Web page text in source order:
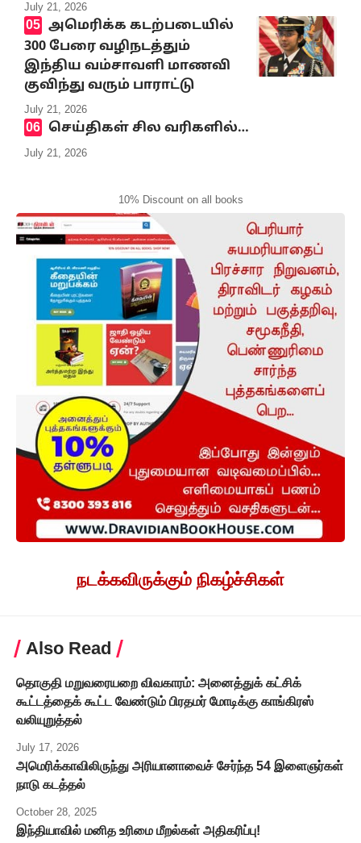
July 21, 2026
அமெரிக்க கடற்படையில்
300 பேரை வழிநடத்தும்
இந்திய வம்சாவளி மாணவி
குவிந்து வரும் பாராட்டு
July 21, 2026
செய்திகள் சில வரிகளில்…
July 21, 2026
10% Discount on all books
நடக்கவிருக்கும் நிகழ்ச்சிகள்
Also Read
தொகுதி மறுவரையறை விவகாரம்: அனைத்துக் கட்சிக்
கூட்டத்தைக் கூட்ட வேண்டும் பிரதமர் மோடிக்கு காங்கிரஸ்
வலியுறுத்தல்
July 17, 2026
அமெரிக்காவிலிருந்து அரியானாவைச் சேர்ந்த 54 இளைஞர்கள்
நாடு கடத்தல்
October 28, 2025
இந்தியாவில் மனித உரிமை மீறல்கள் அதிகரிப்பு!